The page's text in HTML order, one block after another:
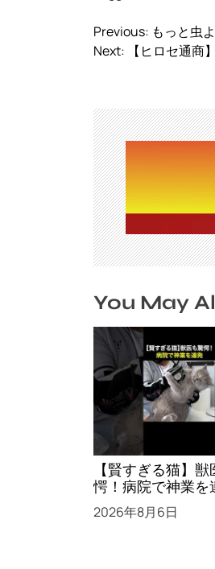
投
稿
ゲ
ー
シ
ョ
ン
Previous: もっと虫
Next:
【ヒロセ通商
You May
【賢すぎる猫】
愕！病院で神業を
2026年8月6日